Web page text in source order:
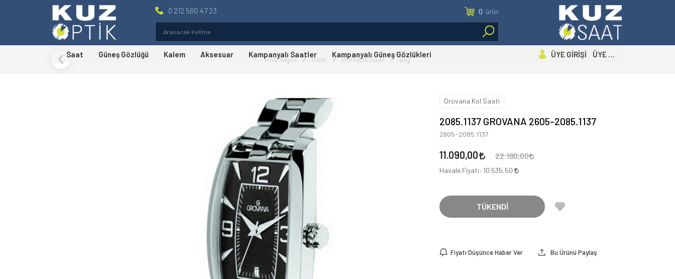
0 212 560 47 23 0 ürün
Saat Güneş Gözlüğü Kalem Aksesuar Kampanyalı Saatler Kampanyalı Güneş Gözlükleri ÜYE GİRİŞİ ÜYE OL
Ana Sayfa Saat Grovana Saat Bay
Grovana Kol Saati
2085.1137 GROVANA 2605-2085.1137
2605-2085.1137
11.090,00 22.180,00
Havale Fiyatı: 10.535,50
TÜKENDİ
Fiyatı Düşünce Haber Ver Bu Ürünü Paylaş